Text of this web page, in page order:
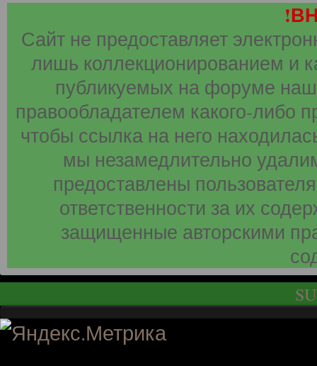
Сайт не предоставляет
лишь коллекционированием и
публикуемых на форуме
правообладателем какого-либо
чтобы ссылка на него
мы незамедлительно
предоставлены
ответственности за их
защищенные авторскими